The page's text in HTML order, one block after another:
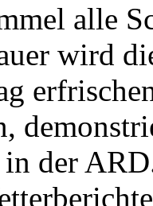
alle
wird
der